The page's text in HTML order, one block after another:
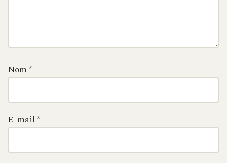
Nom*
E-mail*